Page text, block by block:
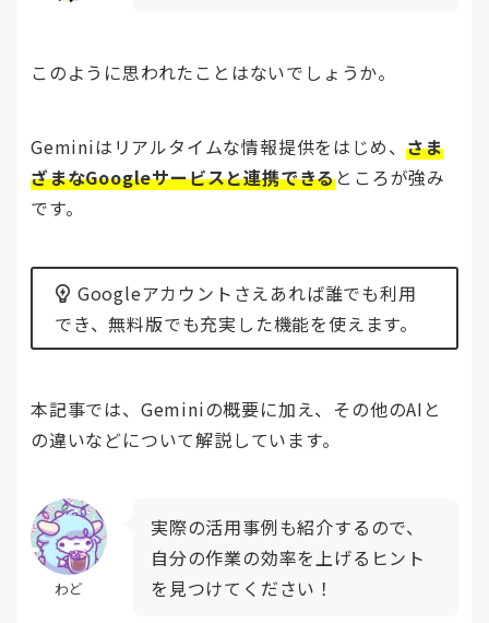
このように思われたことはないでしょうか。
Geminiはリアルタイムな情報提供をはじめ、さま
ざまなGoogleサービスと連携できるところが強み
です。
Googleアカウントさえあれば誰でも利用
でき、無料版でも充実した機能を使えます。
本記事では、Geminiの概要に加え、その他のAIと
の違いなどについて解説しています。
わど
実際の活用事例も紹介するので、
自分の作業の効率を上げるヒント
を見つけてください！